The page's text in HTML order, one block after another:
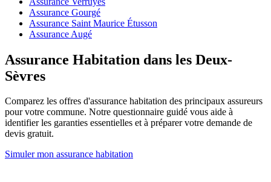
Assurance Gourgé
Assurance Saint Maurice Étusson
Assurance Augé
Assurance Habitation dans les Deux-
Sèvres
Comparez les offres d'assurance habitation des principaux assureurs
pour votre commune. Notre questionnaire guidé vous aide à
identifier les garanties essentielles et à préparer votre demande de
devis gratuit.
Simuler mon assurance habitation